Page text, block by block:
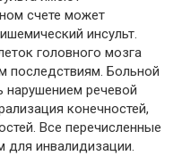
счете может
инсульт.
головного мозга
последствиям. Больной
речевой
конечностей,
Все перечисленные
для инвалидизации.